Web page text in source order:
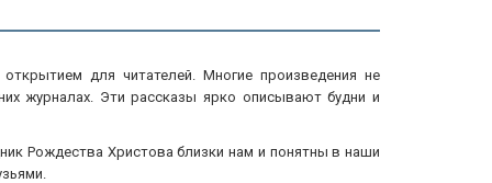
для читателей. Многие произведения не
журналах. Эти рассказы ярко описывают будни и
Рождества Христова близки нам и понятны в наши